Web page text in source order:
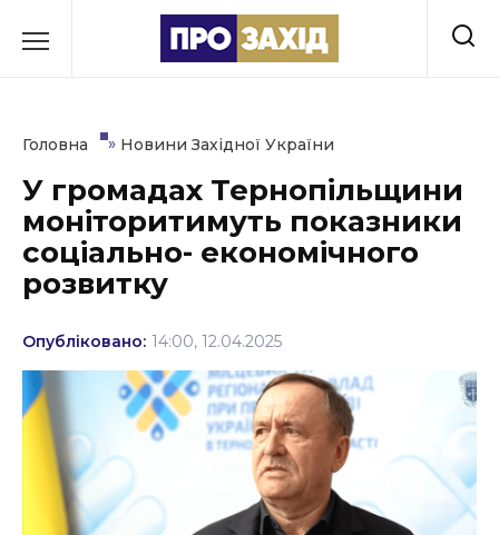
до
Культура
Освіта
Політика
Соціум
Спорт
Стиль життя
Головна » Новини Західної України
У громадах Тернопільщини
моніторитимуть показники
соціально- економічного
розвитку
Опубліковано: 14:00, 12.04.2025